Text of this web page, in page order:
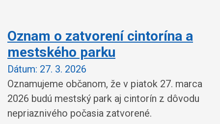
Oznam o zatvorení cintorína a
mestského parku
Dátum: 27. 3. 2026
Oznamujeme občanom, že v piatok 27. marca
2026 budú mestský park aj cintorín z dôvodu
nepriaznivého počasia zatvorené.